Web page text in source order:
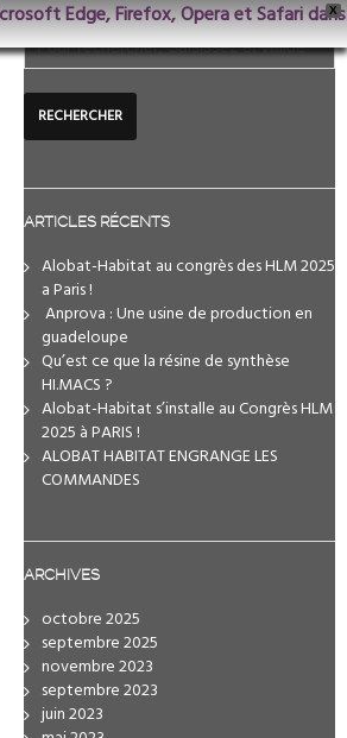
X
Edge, Firefox, Opera et Safari dans
ARTICLES RÉCENTS
Alobat-Habitat au congrès des HLM 2025
a Paris !
️ Anprova : Une usine de production en
guadeloupe
Qu’est ce que la résine de synthèse
HI.MACS ?
Alobat-Habitat s’installe au Congrès HLM
2025 à PARIS !
ALOBAT HABITAT ENGRANGE LES
COMMANDES
ARCHIVES
octobre 2025
septembre 2025
novembre 2023
septembre 2023
juin 2023